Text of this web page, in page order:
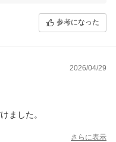
参考になった
2026/04/29
ました。
さらに表示